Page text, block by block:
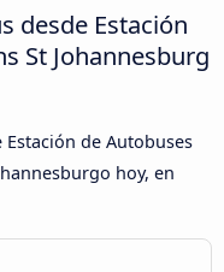
desde Estación
St Johannesburg
de Autobuses
hoy, en